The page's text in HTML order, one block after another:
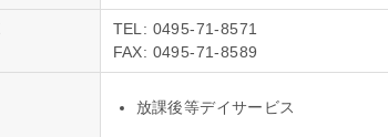
TEL: 0495-71-8571
FAX: 0495-71-8589
放課後等デイサービス